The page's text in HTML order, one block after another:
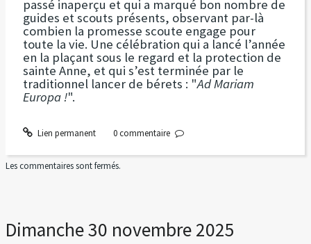
passé inaperçu et qui a marqué bon nombre de
guides et scouts présents, observant par-là
combien la promesse scoute engage pour
toute la vie. Une célébration qui a lancé l’année
en la plaçant sous le regard et la protection de
sainte Anne, et qui s’est terminée par le
traditionnel lancer de bérets : "Ad Mariam
Europa !".
Lien permanent 0commentaire
Les commentaires sont fermés.
Dimanche 30 novembre 2025